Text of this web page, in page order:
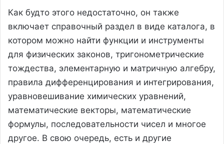
Как будто этого недостаточно, он также
включает справочный раздел в виде каталога, в
котором можно найти функции и инструменты
для физических законов, тригонометрические
тождества, элементарную и матричную алгебру,
правила дифференцирования и интегрирования,
уравновешивание химических уравнений,
математические векторы, математические
формулы, последовательности чисел и многое
другое. В свою очередь, есть и другие